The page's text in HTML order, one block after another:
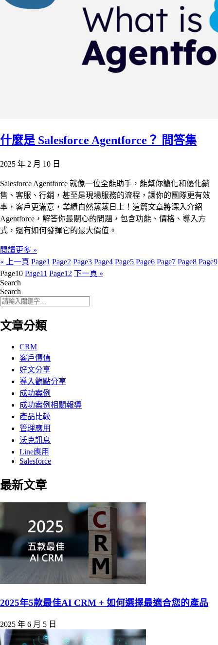
什麼是 Salesforce Agentforce？ 問答集
2025 年 2 月 10 日
Salesforce Agentforce 就像一位全能助手，能幫你簡化和優化銷
售、客服、行銷，甚至是現場服務的流程，讓你的團隊更有效
率，客戶更滿意，業績自然蒸蒸日上！這篇文章將深入介紹
Agentforce，解答你最關心的問題，包含功能、價格、導入方
式，還有如何發揮它的最大價值。
閱讀更多 »
« 上一頁 Page1 Page2 Page3 Page4 Page5 Page6 Page7 Page8 Page9
Page10 Page11 Page12 下一頁 »
Search
Search
文章分類
CRM
客戶價值
好文分享
導入觀點分享
成功案例
成功案例相關報導
產品比較
管理應用
沃克訊息
Line應用
Salesforce
最新文章
2025年5款最佳AI CRM + 如何選擇最適合您的產品
2025 年 6 月 5 日